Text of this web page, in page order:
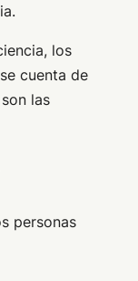
los
cuenta de
las
personas